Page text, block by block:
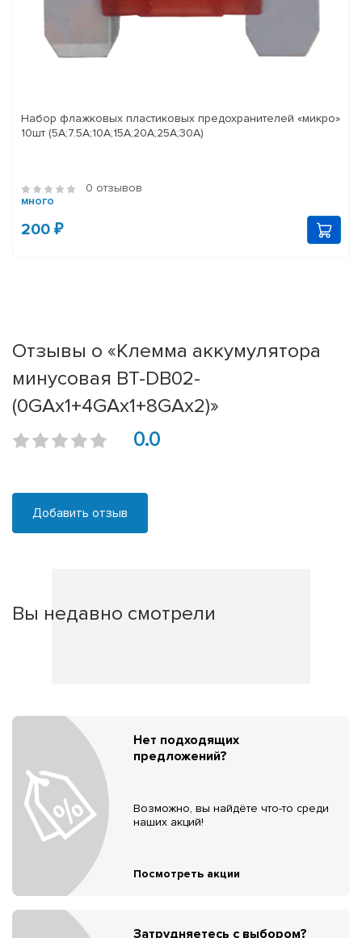
Набор флажковых пластиковых предохранителей «микро»
10шт (5А;7.5А;10А;15А;20А;25А;30А)
0 отзывов
много
200 ₽
Отзывы о «Клемма аккумулятора
минусовая BT-DB02-
(0GAx1+4GAx1+8GAx2)»
0.0
Добавить отзыв
Вы недавно смотрели
Нет подходящих
предложений?
Возможно, вы найдёте что-то среди
наших акций!
Посмотреть акции
Затрудняетесь с выбором?